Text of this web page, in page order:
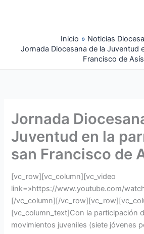
Inicio
Noticias
Jornada Diocesana de la Juventud
Francisco de Asís
Jornada
Juventud en la
san Francisco de
[vc_row][vc_column][vc_video
link=»https://www.youtube.com/
[/vc_column][/
[vc_column_text]Con la participación
movimientos juveniles (siete jóvenes